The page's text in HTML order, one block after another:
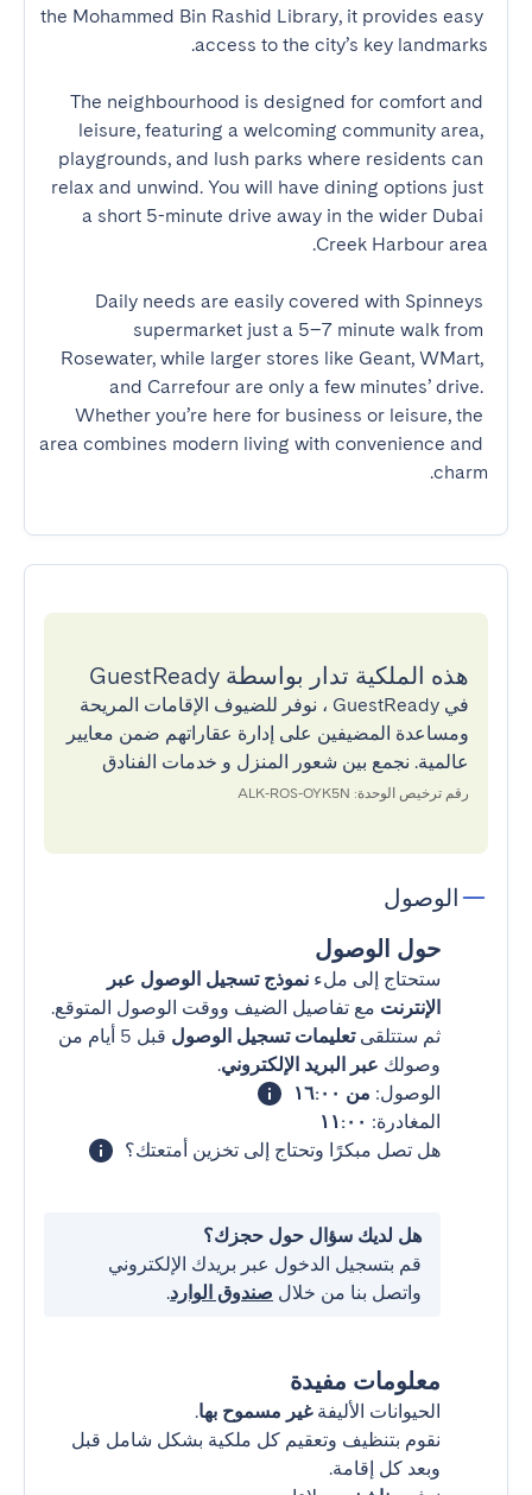
the Mohammed Bin Rashid Library, it provides easy
The neighbourhood is designed for comfort and
leisure, featuring a welcoming community area,
playgrounds, and lush parks where residents can
relax and unwind. You will have dining options just
a short 5-minute drive away in the wider Dubai
Daily needs are easily covered with Spinneys
supermarket just a 5–7 minute walk from
Rosewater, while larger stores like Geant, WMart,
and Carrefour are only a few minutes’ drive.
Whether you’re here for business or leisure, the
area combines modern living with convenience and
charm.
هذه الملكية تدار بواسطة GuestReady
في GuestReady ، نوفر للضيوف الإقامات المريحة
ومساعدة المضيفين على إدارة عقاراتهم ضمن معايير
عالمية. نجمع بين شعور المنزل و خدمات الفنادق
رقم ترخيص الوحدة: ALK-ROS-OYK5N
الوصول
حول الوصول
ستحتاج إلى ملء نموذج تسجيل الوصول عبر
الإنترنت مع تفاصيل الضيف ووقت الوصول المتوقع.
ثم ستتلقىتعليمات تسجيل الوصول
قبل 5 أيام من
وصولك عبر البريد الإلكتروني.
الوصول: من ١٦:٠٠
المغادرة: ١١:٠٠
هل تصل مبكرًا وتحتاج إلى تخزين أمتعتك؟
هل لديك سؤال حول حجزك؟
قم بتسجيل الدخول عبر بريدك الإلكتروني
واتصل بنا من خلال صندوق الوارد.
معلومات مفيدة
الحيوانات الأليفةغير مسموح بها.
نقوم بتنظيف وتعقيم كل ملكية بشكل شامل قبل
وبعد كل إقامة.